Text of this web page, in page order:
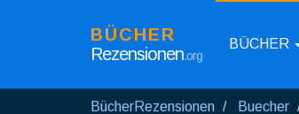
BÜCHER
Rezensionen.org
BÜCHER
BücherRezensionen Buecher